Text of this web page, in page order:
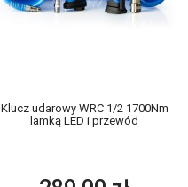
Klucz udarowy WRC 1/2 1700Nm
lamką LED i przewód